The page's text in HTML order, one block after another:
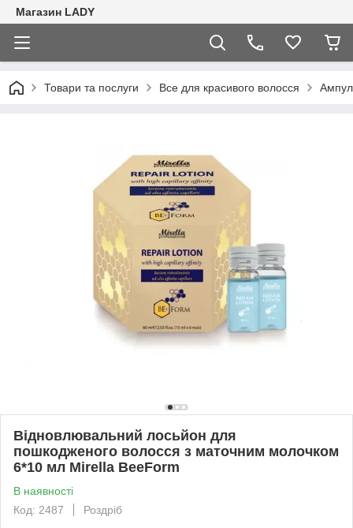
Магазин LADY
Товари та послуги Все для красивого волосся
Відновлювальний лосьйон для
пошкодженого волосся з маточним молочком
6*10 мл Mirella BeeForm
В наявності
Код: 2487
Роздріб